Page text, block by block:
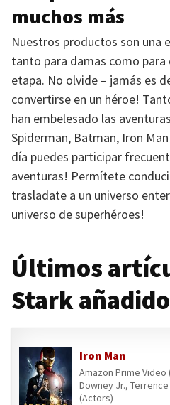
muchos más
Nuestros productos son una
tanto para damas como para
etapa. No olvide – jamás es
convertirse en un héroe!
han embelesado las
Spiderman, Batman, Iron
día puedes participar
aventuras! Permítete
trasladate a un universo
universo de superhéroes!
Últimos
Stark
Iron Man
Amazon Prime
Downey Jr.,
(Actors)